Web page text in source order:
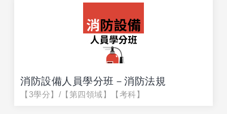
消防設備人員學分班－消防法規
【3學分】/【第四領域】【考科】